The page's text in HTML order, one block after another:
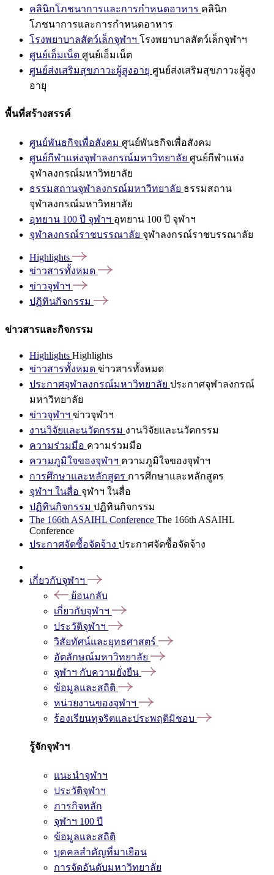
คลินิกโภชนาการและการกำหนดอาหาร คลินิก
โภชนาการและการกำหนดอาหาร
โรงพยาบาลสัตว์เล็กจุฬาฯ โรงพยาบาลสัตว์เล็กจุฬาฯ
ศูนย์เอ็มเน็ต ศูนย์เอ็มเน็ต
ศูนย์ส่งเสริมสุขภาวะผู้สูงอายุ ศูนย์ส่งเสริมสุขภาวะผู้สูง
อายุ
พื้นที่สร้างสรรค์
ศูนย์พันธกิจเพื่อสังคม ศูนย์พันธกิจเพื่อสังคม
ศูนย์กีฬาแห่งจุฬาลงกรณ์มหาวิทยาลัย ศูนย์กีฬาแห่ง
จุฬาลงกรณ์มหาวิทยาลัย
ธรรมสถานจุฬาลงกรณ์มหาวิทยาลัย ธรรมสถาน
จุฬาลงกรณ์มหาวิทยาลัย
อุทยาน 100 ปี จุฬาฯ อุทยาน 100 ปี จุฬาฯ
จุฬาลงกรณ์ราชบรรณาลัย จุฬาลงกรณ์ราชบรรณาลัย
Highlights
ข่าวสารทั้งหมด
ข่าวจุฬาฯ
ปฏิทินกิจกรรม
ข่าวสารและกิจกรรม
Highlights Highlights
ข่าวสารทั้งหมด ข่าวสารทั้งหมด
ประกาศจุฬาลงกรณ์มหาวิทยาลัย ประกาศจุฬาลงกรณ์
มหาวิทยาลัย
ข่าวจุฬาฯ ข่าวจุฬาฯ
งานวิจัยและนวัตกรรม งานวิจัยและนวัตกรรม
ความร่วมมือ ความร่วมมือ
ความภูมิใจของจุฬาฯ ความภูมิใจของจุฬาฯ
การศึกษาและหลักสูตร การศึกษาและหลักสูตร
จุฬาฯ ในสื่อ จุฬาฯ ในสื่อ
ปฏิทินกิจกรรม ปฏิทินกิจกรรม
The 166th ASAIHL Conference The 166th ASAIHL
Conference
ประกาศจัดซื้อจัดจ้าง ประกาศจัดซื้อจัดจ้าง
เกี่ยวกับจุฬาฯ
ย้อนกลับ
เกี่ยวกับจุฬาฯ
ประวัติจุฬาฯ
วิสัยทัศน์และยุทธศาสตร์
อัตลักษณ์มหาวิทยาลัย
จุฬาฯ กับความยั่งยืน
ข้อมูลและสถิติ
หน่วยงานของจุฬาฯ
ร้องเรียนทุจริตและประพฤติมิชอบ
รู้จักจุฬาฯ
แนะนำจุฬาฯ
ประวัติจุฬาฯ
ภารกิจหลัก
จุฬาฯ 100 ปี
ข้อมูลและสถิติ
บุคคลสำคัญที่มาเยือน
การจัดอันดับมหาวิทยาลัย